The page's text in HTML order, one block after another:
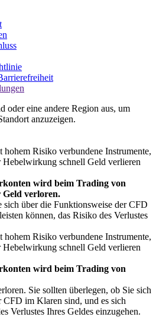
oder eine andere Region aus, um
anzuzeigen.
Risiko verbundene Instrumente,
Hebelwirkung schnell Geld verlieren
wird beim Trading von
Geld verloren.
sich über die Funktionsweise der CFD
können, das Risiko des Verlustes
Risiko verbundene Instrumente,
Hebelwirkung schnell Geld verlieren
wird beim Trading von
Sie sollten überlegen, ob Sie sich
CFD im Klaren sind, und es sich
Verlustes Ihres Geldes einzugehen.